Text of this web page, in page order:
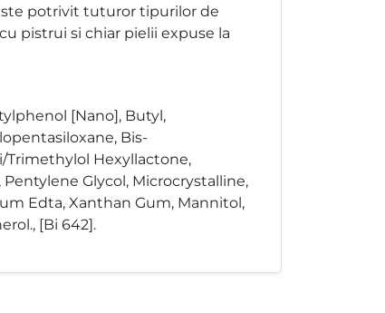
potrivit tuturor tipurilor de
pistrui si chiar pielii expuse la
[Nano], Butyl,
Bis-
Trimethylol Hexyllactone,
Pentylene Glycol, Microcrystalline,
Edta, Xanthan Gum, Mannitol,
[Bi 642].